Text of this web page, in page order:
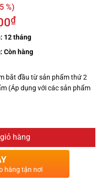
%)
₫
12 tháng
Còn hàng
bắt đầu từ sản phẩm thứ 2
(Áp dụng với các sản phẩm
hàng
hàng tận nơi